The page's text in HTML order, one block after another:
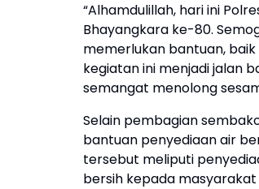
“Alhamdulillah, hari ini
Bhayangkara ke-80.
memerlukan bantuan,
kegiatan ini menjadi jalan
semangat menolong
Selain pembagian
bantuan penyediaan air
tersebut meliputi
bersih kepada